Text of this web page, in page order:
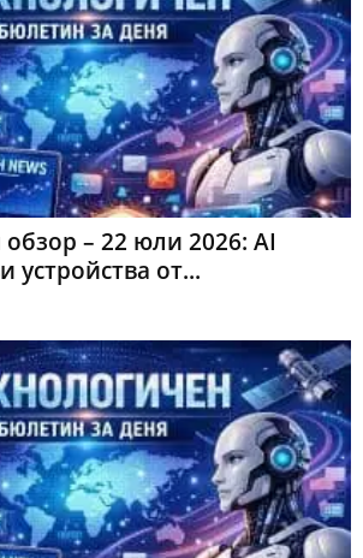
– 22 юли 2026: AI
устройства от...